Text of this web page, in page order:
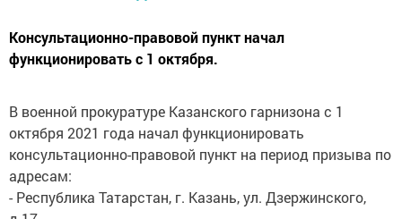
Консультационно-правовой пункт начал
функционировать с 1 октября.
В военной прокуратуре Казанского гарнизона с 1
октября 2021 года начал функционировать
консультационно-правовой пункт на период призыва по
адресам:
- Республика Татарстан, г. Казань, ул. Дзержинского,